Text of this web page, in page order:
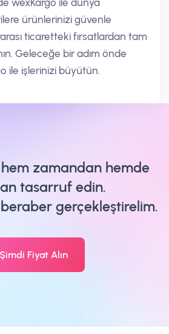
ürünlerinizi güvenle
ticaretteki fırsatlardan tam
Geleceğe bir adım önde
ile işlerinizi büyütün.
zamandan hemde
tasarruf edin.
gerçekleştirelim.
Şimdi Fiyat Alın